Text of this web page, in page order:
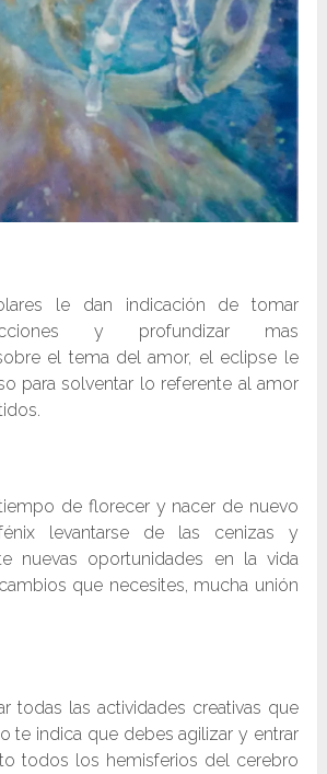
le dan indicación de tomar
y profundizar mas
el tema del amor, el eclipse le
para solventar lo referente al amor
de florecer y nacer de nuevo
levantarse de las cenizas y
nuevas oportunidades en la vida
que necesites, mucha unión
todas las actividades creativas que
te indica que debes agilizar y entrar
todos los hemisferios del cerebro